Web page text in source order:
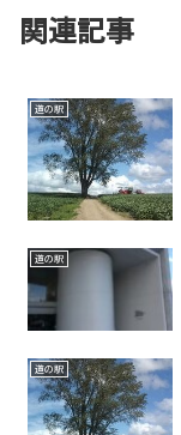
関連記事
道の駅
道の駅
道の駅